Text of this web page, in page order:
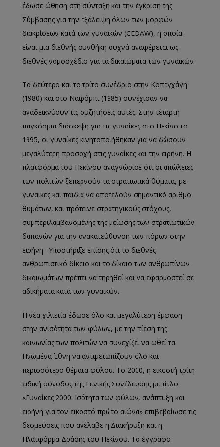
έδωσε ώθηση στη σύνταξη και την έγκριση της
Σύμβασης για την εξάλειψη όλων των μορφών
διακρίσεων κατά των γυναικών (CEDAW), η οποία
είναι μια διεθνής συνθήκη συχνά αναφέρεται ως
διεθνές νομοσχέδιο για τα δικαιώματα των γυναικών.
Το δεύτερο και το τρίτο συνέδριο στην Κοπεγχάγη
(1980) και στο Ναϊρόμπι (1985) συνέχισαν να
αναδεικνύουν τις συζητήσεις αυτές. Στην τέταρτη
παγκόσμια διάσκεψη για τις γυναίκες στο Πεκίνο το
1995, οι γυναίκες κινητοποιήθηκαν για να δώσουν
μεγαλύτερη προσοχή στις γυναίκες και την ειρήνη. Η
πλατφόρμα του Πεκίνου αναγνώρισε ότι οι απώλειες
των πολιτών ξεπερνούν τα στρατιωτικά θύματα, με
γυναίκες και παιδιά να αποτελούν σημαντικό αριθμό
θυμάτων, και πρότεινε στρατηγικούς στόχους,
συμπεριλαμβανομένης της μείωσης των στρατιωτικών
δαπανών για την ανακατεύθυνση των πόρων στην
ειρήνη · Υποστήριξε επίσης ότι το διεθνές
ανθρωπιστικό δίκαιο και το δίκαιο των ανθρωπίνων
δικαιωμάτων πρέπει να τηρηθεί και να εφαρμοστεί σε
αδικήματα κατά των γυναικών.
Η νέα χιλιετία έδωσε όλο και μεγαλύτερη έμφαση
στην ανισότητα των φύλων, με την πίεση της
κοινωνίας των πολιτών να συνεχίζει να ωθεί τα
Ηνωμένα Έθνη να αντιμετωπίζουν όλο και
περισσότερο θέματα φύλου. Το 2000, η εικοστή τρίτη
ειδική σύνοδος της Γενικής Συνέλευσης με τίτλο
«Γυναίκες 2000: Ισότητα των φύλων, ανάπτυξη και
ειρήνη για τον εικοστό πρώτο αιώνα» επιβεβαίωσε τις
δεσμεύσεις που ανέλαβε η Διακήρυξη και η
Πλατφόρμα Δράσης του Πεκίνου. Το έγγραφο